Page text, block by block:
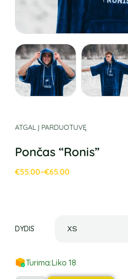
ATGAL Į PARDUOTUVĘ
Pončas “Ronis”
€55.00–€65.00
DYDIS
Turima:Liko 18